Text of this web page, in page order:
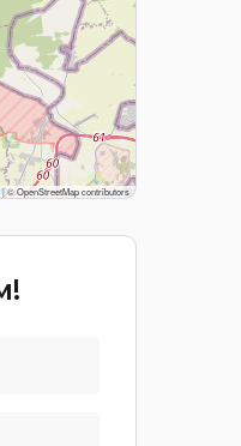
|© OpenStreetMap contributors